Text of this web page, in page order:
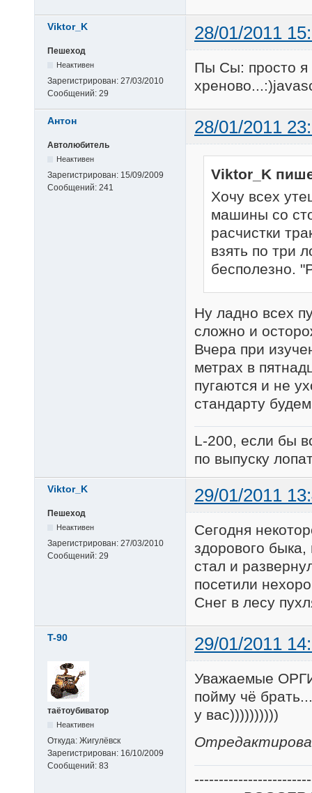
Viktor_K 28/01/2011
Пешеход
Неактивен
Зарегистрирован: 27/03/2010
Сообщений: 29
Пы Сы: просто я
Антон 28/01/2011
Автолюбитель
Неактивен
Зарегистрирован: 15/09/2009
Сообщений: 241
Viktor_K
Хочу всех
машины со
расчистки
взять по три
бесполезно.
Ну ладно всех
сложно и
Вчера при
метрах в
пугаются и не
стандарту
L-200, если бы
по выпуску
Viktor_K 29/01/2011
Пешеход
Неактивен
Зарегистрирован: 27/03/2010
Сообщений: 29
Сегодня
здорового
стал и
посетили
Снег в лесу
T-90 29/01/2011
таётоубиватор
Неактивен
Откуда: Жигулёвск
Зарегистрирован: 16/10/2009
Сообщений: 83
Уважаемые
пойму чё
у вас))))))))))